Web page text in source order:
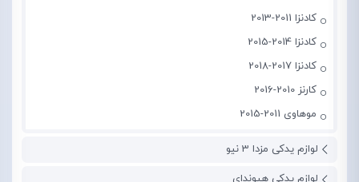
کادنزا 2011-2013
کادنزا 2014-2015
کادنزا 2017-2018
کارنز 2010-2016
موهاوی 2011-2015
لوازم یدکی مزدا 3 نیو
لوازم یدکی هیوندای